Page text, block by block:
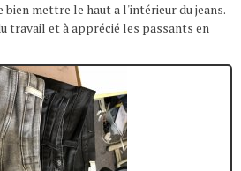
bien mettre le haut a l'intérieur du jeans.
travail et à apprécié les passants en